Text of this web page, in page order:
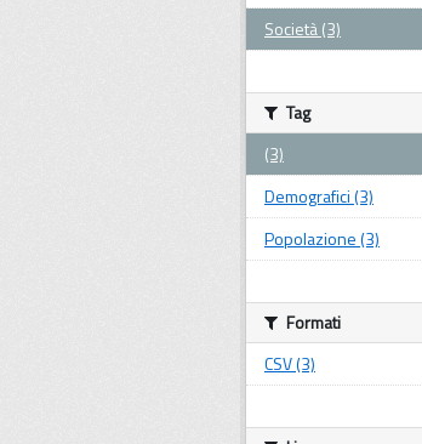
Società (3)
Tag
(3)
Demografici (3)
Popolazione (3)
Formati
CSV (3)